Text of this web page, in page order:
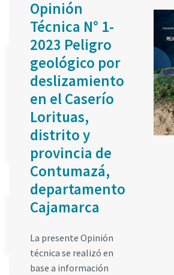
Opinión
Técnica N° 1-
2023 Peligro
geológico por
deslizamiento
en el Caserío
Lorituas,
distrito y
provincia de
Contumazá,
departamento
Cajamarca
La presente Opinión
técnica se realizó en
base a información